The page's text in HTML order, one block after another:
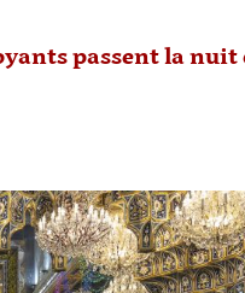
passent la